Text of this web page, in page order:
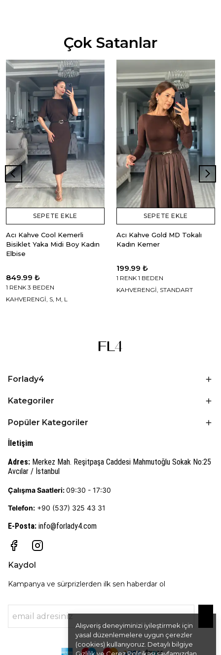
Alışveriş deneyiminizi iyileştirmek için
yasal düzenlemelere uygun çerezler
(cookies) kullanıyoruz. Detaylı bilgiye
Çok Satanlar
SEPETE EKLE
Acı Kahve Cool Kemerli
Bisiklet Yaka Midi Boy Kadın
Elbise
849.99 ₺
1 RENK 3 BEDEN
KAHVERENGİ, S, M, L
SEPETE EKLE
Acı Kahve Gold MD Tokalı
Kadın Kemer
199.99 ₺
1 RENK 1 BEDEN
KAHVERENGİ, STANDART
Forlady4
Kategoriler
Popüler Kategoriler
İletişim
Adres: Merkez Mah. Reşitpaşa Caddesi Mahmutoğlu Sokak No:25
Avcılar / İstanbul
Çalışma Saatleri:09:30 - 17:30
Telefon: +90 (537) 325 43 31
E-Posta: info@forlady4.com
Kaydol
Kampanya ve sürprizlerden ilk sen haberdar ol